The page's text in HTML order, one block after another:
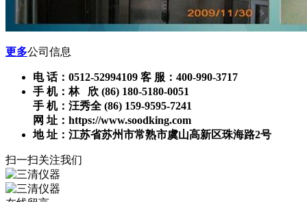
更多公司信息
电 话：0512-52994109 客 服：400-990-3717
手 机：林 欣 (86) 180-5180-0051
手 机：汪秀全 (86) 159-9595-7241
网 址：https://www.soodking.com
地 址：江苏省苏州市常熟市虞山高新区珠海路2号
扫一扫关注我们